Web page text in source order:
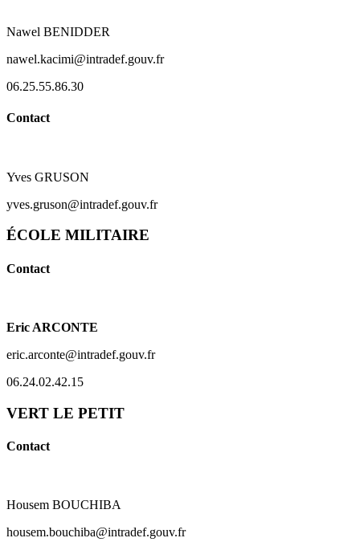
Nawel BENIDDER
nawel.kacimi@intradef.gouv.fr
06.25.55.86.30
Contact
Yves GRUSON
yves.gruson@intradef.gouv.fr
ÉCOLE MILITAIRE
Contact
Eric ARCONTE
eric.arconte@intradef.gouv.fr
06.24.02.42.15
VERT LE PETIT
Contact
Housem BOUCHIBA
housem.bouchiba@intradef.gouv.fr